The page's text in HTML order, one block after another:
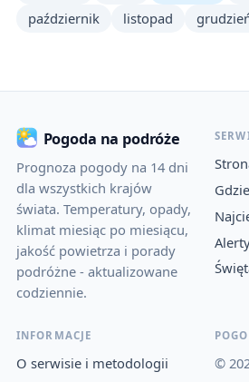
październik
listopad
Pogoda na podróże
Prognoza pogody na 14 dni
dla wszystkich krajów
świata. Temperatury, opady,
klimat miesiąc po miesiącu,
jakość powietrza i porady
podróżne - aktualizowane
codziennie.
INFORMACJE
O serwisie i metodologii
©